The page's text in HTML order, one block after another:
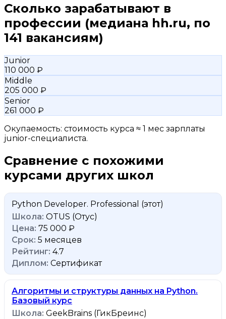
Сколько зарабатывают в
профессии (медиана hh.ru, по
141 вакансиям)
Junior
110 000 ₽
Middle
205 000 ₽
Senior
261 000 ₽
Окупаемость: стоимость курса ≈ 1 мес зарплаты
junior-специалиста.
Сравнение с похожими
курсами других школ
Python Developer. Professional (этот)
OTUS (Отус)
75 000 ₽
5 месяцев
4.7
Сертификат
Алгоритмы и структуры данных на Python.
Базовый курс
GeekBrains (ГикБреинс)